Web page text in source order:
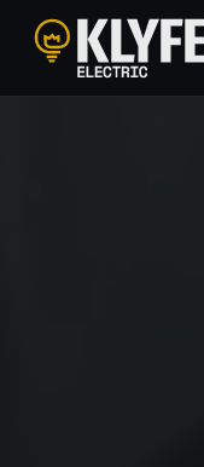
Klyfe Electric